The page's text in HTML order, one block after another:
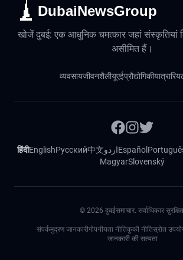
DubaiNewsGroup
खोजें दुबई: एक आधुनिक चमत्कार जहां संस्कृतियां
असीमित हैं।
व्यवसायजीवनशैलीयूएईप्रौद्योगिकीयात्रा
हिंदीEnglishРусский中文اردوEspañol
MagyarSlovenský
© 2026 दुबईसमाचार. सर्वाधिकार
संपर्कमुद्रण जानकारीगोपनीयता नीतिकुकी नीतिस्रोत
जानकारी की सत्यता